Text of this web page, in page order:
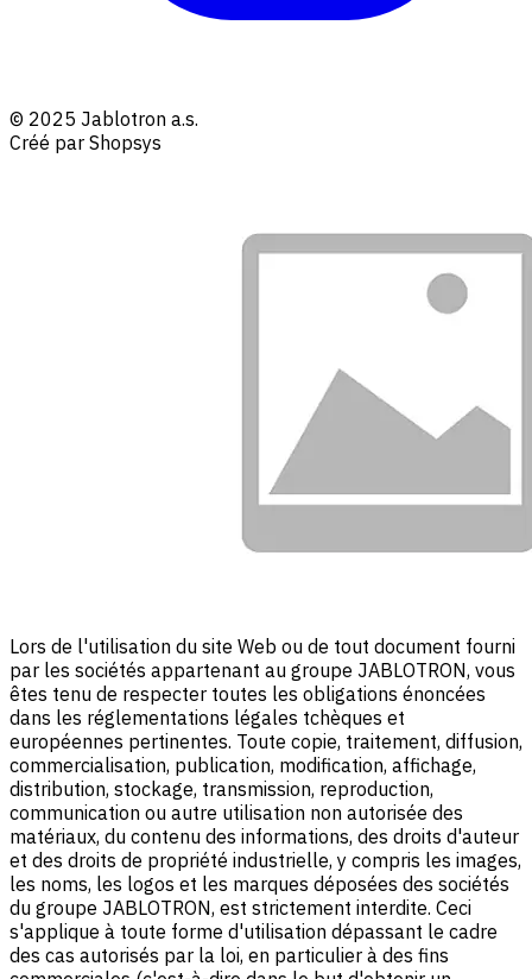
© 2025 Jablotron a.s.
Créé par Shopsys
Lors de l'utilisation du site Web ou de tout document fourni
par les sociétés appartenant au groupe JABLOTRON, vous
êtes tenu de respecter toutes les obligations énoncées
dans les réglementations légales tchèques et
européennes pertinentes. Toute copie, traitement, diffusion,
commercialisation, publication, modification, affichage,
distribution, stockage, transmission, reproduction,
communication ou autre utilisation non autorisée des
matériaux, du contenu des informations, des droits d'auteur
et des droits de propriété industrielle, y compris les images,
les noms, les logos et les marques déposées des sociétés
du groupe JABLOTRON, est strictement interdite. Ceci
s'applique à toute forme d'utilisation dépassant le cadre
des cas autorisés par la loi, en particulier à des fins